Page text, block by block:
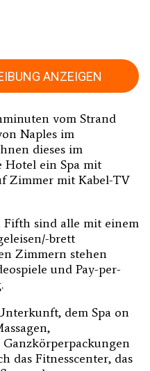
ANZEIGEN
vom Strand
Naples im
dieses im
Hotel ein Spa mit
Zimmer mit Kabel-TV
sind alle mit einem
brett
Zimmern stehen
und Pay-per-
dem Spa on
das Fitnesscenter, das